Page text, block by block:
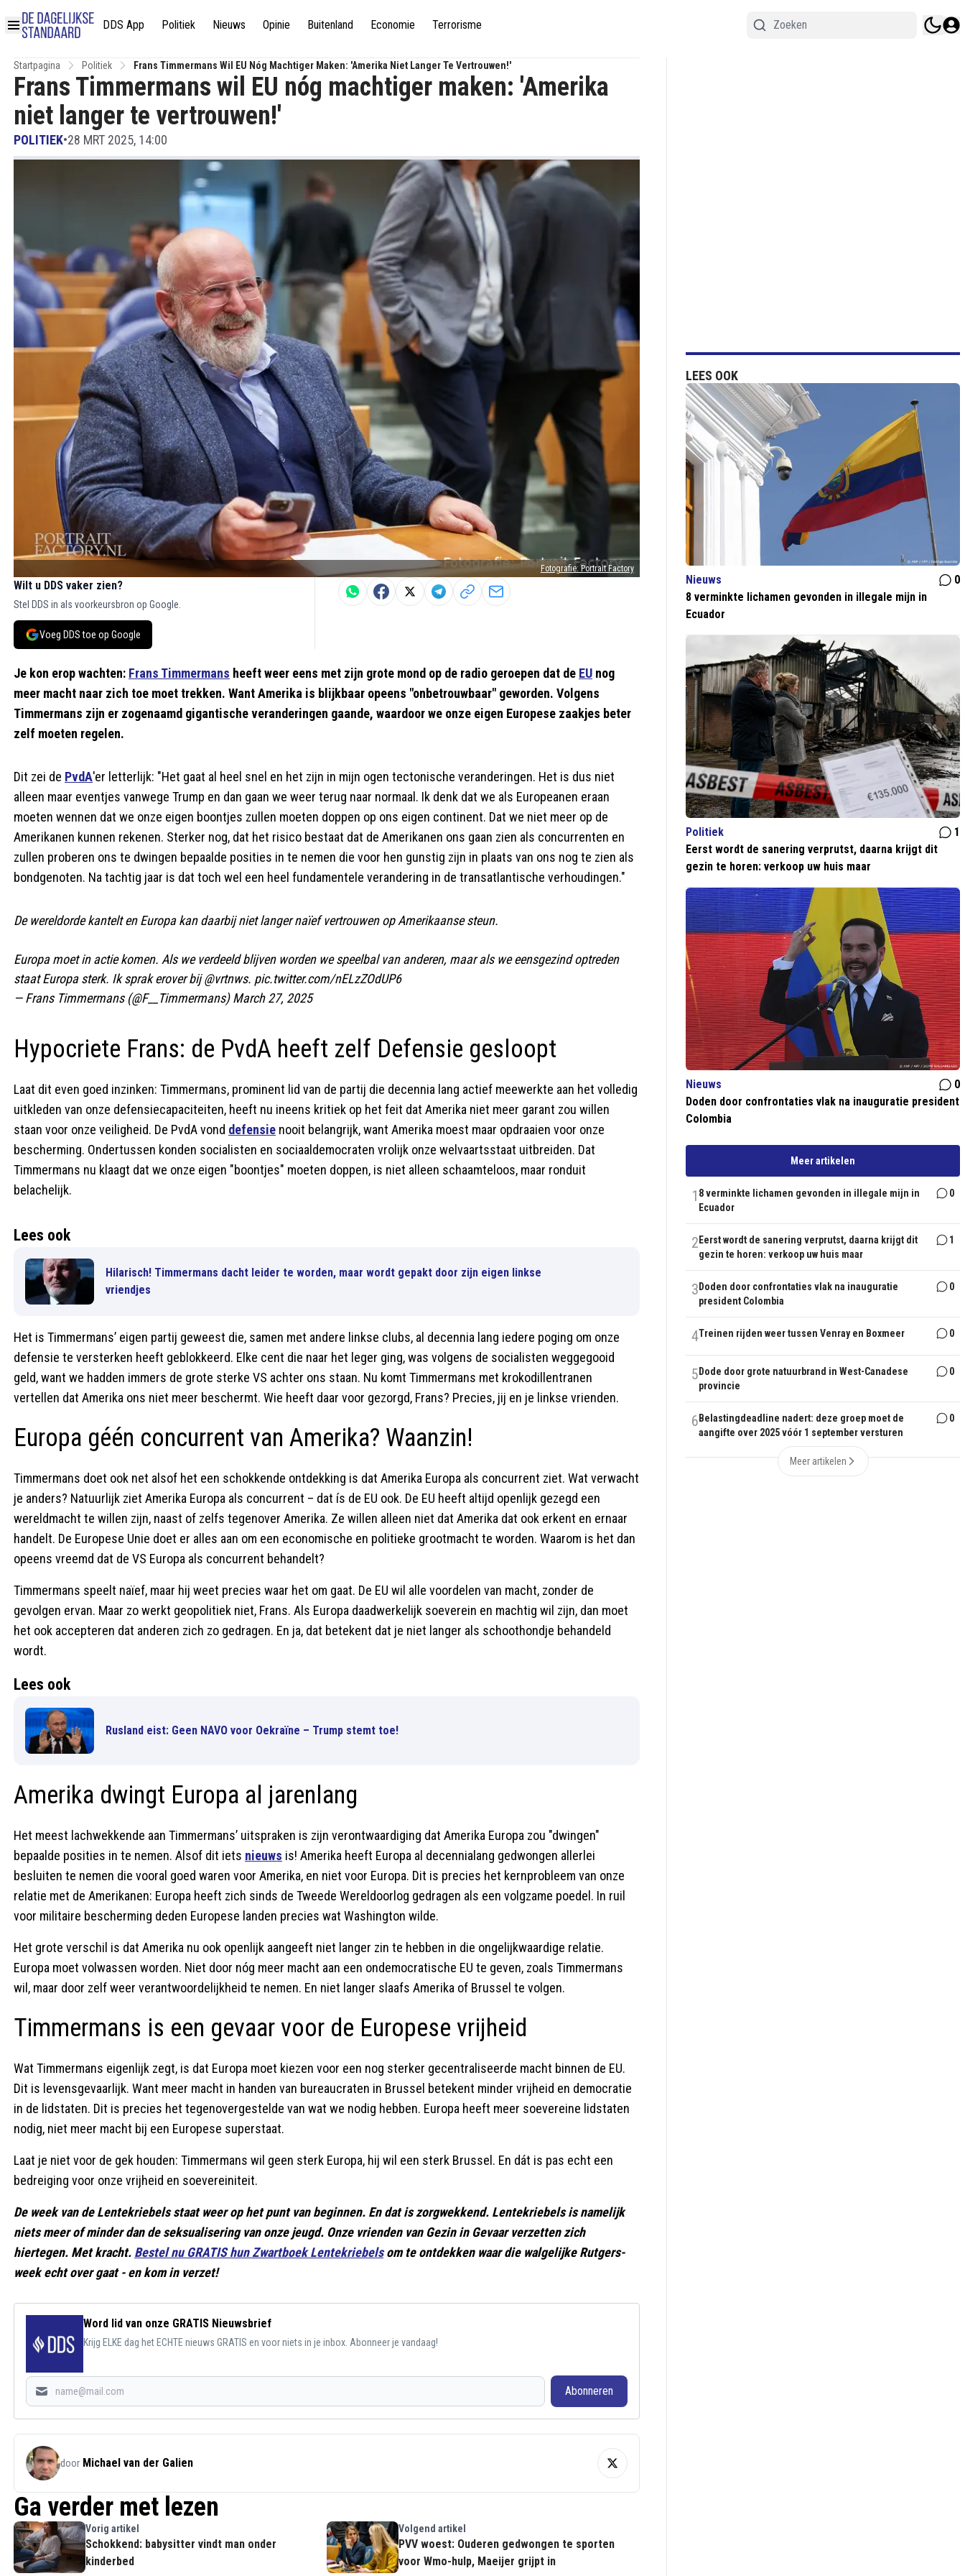
DDS App Politiek Nieuws Opinie Buitenland Economie Terrorisme
Startpagina Politiek Frans Timmermans Wil EU Nóg Machtiger Maken: 'Amerika Niet Langer Te Vertrouwen!'
Fotografie: Portrait Factory
Frans Timmermans wil EU nóg machtiger maken: 'Amerika
niet langer te vertrouwen!'
POLITIEK•28 MRT 2025, 14:00
Wilt u DDS vaker zien?
Stel DDS in als voorkeursbron op Google.
Voeg DDS toe op Google
Je kon erop wachten: Frans Timmermans heeft weer eens met zijn grote mond op de radio geroepen dat de EU nog
meer macht naar zich toe moet trekken. Want Amerika is blijkbaar opeens "onbetrouwbaar" geworden. Volgens
Timmermans zijn er zogenaamd gigantische veranderingen gaande, waardoor we onze eigen Europese zaakjes beter
zelf moeten regelen.
Dit zei de PvdA'er letterlijk: "Het gaat al heel snel en het zijn in mijn ogen tectonische veranderingen. Het is dus niet
alleen maar eventjes vanwege Trump en dan gaan we weer terug naar normaal. Ik denk dat we als Europeanen eraan
moeten wennen dat we onze eigen boontjes zullen moeten doppen op ons eigen continent. Dat we niet meer op de
Amerikanen kunnen rekenen. Sterker nog, dat het risico bestaat dat de Amerikanen ons gaan zien als concurrenten en
zullen proberen ons te dwingen bepaalde posities in te nemen die voor hen gunstig zijn in plaats van ons nog te zien als
bondgenoten. Na tachtig jaar is dat toch wel een heel fundamentele verandering in de transatlantische verhoudingen."
De wereldorde kantelt en Europa kan daarbij niet langer naïef vertrouwen op Amerikaanse steun.
Europa moet in actie komen. Als we verdeeld blijven worden we speelbal van anderen, maar als we eensgezind optreden
staat Europa sterk. Ik sprak erover bij@vrtnws. pic.twitter.com/nELzZOdUP6
— Frans Timmermans (@F__Timmermans)March 27, 2025
Hypocriete Frans: de PvdA heeft zelf Defensie gesloopt
Laat dit even goed inzinken: Timmermans, prominent lid van de partij die decennia lang actief meewerkte aan het volledig
uitkleden van onze defensiecapaciteiten, heeft nu ineens kritiek op het feit dat Amerika niet meer garant zou willen
staan voor onze veiligheid. De PvdA vond defensie nooit belangrijk, want Amerika moest maar opdraaien voor onze
bescherming. Ondertussen konden socialisten en sociaaldemocraten vrolijk onze welvaartsstaat uitbreiden. Dat
Timmermans nu klaagt dat we onze eigen "boontjes" moeten doppen, is niet alleen schaamteloos, maar ronduit
belachelijk.
Lees ook
Hilarisch! Timmermans dacht leider te worden, maar wordt gepakt door zijn eigen linkse
vriendjes
Het is Timmermans’ eigen partij geweest die, samen met andere linkse clubs, al decennia lang iedere poging om onze
defensie te versterken heeft geblokkeerd. Elke cent die naar het leger ging, was volgens de socialisten weggegooid
geld, want we hadden immers de grote sterke VS achter ons staan. Nu komt Timmermans met krokodillentranen
vertellen dat Amerika ons niet meer beschermt. Wie heeft daar voor gezorgd, Frans? Precies, jij en je linkse vrienden.
Europa géén concurrent van Amerika? Waanzin!
Timmermans doet ook net alsof het een schokkende ontdekking is dat Amerika Europa als concurrent ziet. Wat verwacht
je anders? Natuurlijk ziet Amerika Europa als concurrent – dat ís de EU ook. De EU heeft altijd openlijk gezegd een
wereldmacht te willen zijn, naast of zelfs tegenover Amerika. Ze willen alleen niet dat Amerika dat ook erkent en ernaar
handelt. De Europese Unie doet er alles aan om een economische en politieke grootmacht te worden. Waarom is het dan
opeens vreemd dat de VS Europa als concurrent behandelt?
Timmermans speelt naïef, maar hij weet precies waar het om gaat. De EU wil alle voordelen van macht, zonder de
gevolgen ervan. Maar zo werkt geopolitiek niet, Frans. Als Europa daadwerkelijk soeverein en machtig wil zijn, dan moet
het ook accepteren dat anderen zich zo gedragen. En ja, dat betekent dat je niet langer als schoothondje behandeld
wordt.
Lees ook
Rusland eist: Geen NAVO voor Oekraïne – Trump stemt toe!
Amerika dwingt Europa al jarenlang
Het meest lachwekkende aan Timmermans’ uitspraken is zijn verontwaardiging dat Amerika Europa zou "dwingen"
bepaalde posities in te nemen. Alsof dit iets nieuws is! Amerika heeft Europa al decennialang gedwongen allerlei
besluiten te nemen die vooral goed waren voor Amerika, en niet voor Europa. Dit is precies het kernprobleem van onze
relatie met de Amerikanen: Europa heeft zich sinds de Tweede Wereldoorlog gedragen als een volgzame poedel. In ruil
voor militaire bescherming deden Europese landen precies wat Washington wilde.
Het grote verschil is dat Amerika nu ook openlijk aangeeft niet langer zin te hebben in die ongelijkwaardige relatie.
Europa moet volwassen worden. Niet door nóg meer macht aan een ondemocratische EU te geven, zoals Timmermans
wil, maar door zelf weer verantwoordelijkheid te nemen. En niet langer slaafs Amerika of Brussel te volgen.
Timmermans is een gevaar voor de Europese vrijheid
Wat Timmermans eigenlijk zegt, is dat Europa moet kiezen voor een nog sterker gecentraliseerde macht binnen de EU.
Dit is levensgevaarlijk. Want meer macht in handen van bureaucraten in Brussel betekent minder vrijheid en democratie
in de lidstaten. Dit is precies het tegenovergestelde van wat we nodig hebben. Europa heeft meer soevereine lidstaten
nodig, niet meer macht bij een Europese superstaat.
Laat je niet voor de gek houden: Timmermans wil geen sterk Europa, hij wil een sterk Brussel. En dát is pas echt een
bedreiging voor onze vrijheid en soevereiniteit.
De week van de Lentekriebels staat weer op het punt van beginnen. En dat is zorgwekkend. Lentekriebels is namelijk
niets meer of minder dan de seksualisering van onze jeugd. Onze vrienden van Gezin in Gevaar verzetten zich
hiertegen. Met kracht. Bestel nu GRATIS hun Zwartboek Lentekriebelsom te ontdekken waar die walgelijke Rutgers-
week echt over gaat - en kom in verzet!
Word lid van onze GRATIS Nieuwsbrief
Krijg ELKE dag het ECHTE nieuws GRATIS en voor niets in je inbox. Abonneer je vandaag!
Abonneren
door Michael van der Galien
Ga verder met lezen
Vorig artikel
Schokkend: babysitter vindt man onder
kinderbed
Volgend artikel
PVV woest: Ouderen gedwongen te sporten
voor Wmo-hulp, Maeijer grijpt in
LEES OOK
Nieuws
0
8 verminkte lichamen gevonden in illegale mijn in
Ecuador
Politiek
1
Eerst wordt de sanering verprutst, daarna krijgt dit
gezin te horen: verkoop uw huis maar
Nieuws
0
Doden door confrontaties vlak na inauguratie president
Colombia
Meer artikelen
1 8 verminkte lichamen gevonden in illegale mijn in
Ecuador
0
2 Eerst wordt de sanering verprutst, daarna krijgt dit
gezin te horen: verkoop uw huis maar
1
3 Doden door confrontaties vlak na inauguratie
president Colombia
0
4Treinen rijden weer tussen Venray en Boxmeer 0
5 Dode door grote natuurbrand in West-Canadese
provincie
0
6 Belastingdeadline nadert: deze groep moet de
aangifte over 2025 vóór 1 september versturen
0
Meer artikelen